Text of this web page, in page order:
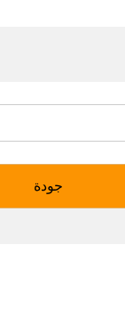
جودة